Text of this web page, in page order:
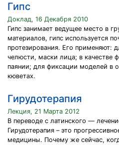
Гипс
Доклад, 16 Декабря 2010
Гипс занимает ведущее место в
материалов, гипс используется
протезирования. Его применяют:
челюсти, маски лица; в качестве
паянии; для фиксации моделей в
кюветах.
Гирудотерапия
Лекция, 21 Марта 2012
В переводе с латинского —
Гирудотерапия – это
медицины. Почему же сейчас,